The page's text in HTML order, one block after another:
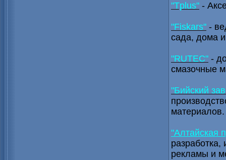
"Tplus" -
"Fiskars" -
сада, дома
"RUTEC" -
смазочные
"Бийский
материалов.
"Алтайская
разработка,
рекламы и